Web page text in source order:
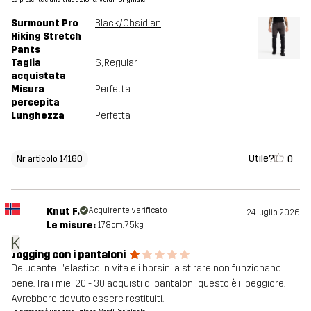
Surmount Pro
Hiking Stretch
Pants
Black/Obsidian
Taglia
acquistata
S, Regular
Misura
percepita
Perfetta
Lunghezza Perfetta
Nr articolo 14160 Utile? 0
K
Knut F. Acquirente verificato 24 luglio 2026
Le misure: 178cm, 75kg
Jogging con i pantaloni
Deludente. L'elastico in vita e i borsini a stirare non funzionano
bene. Tra i miei 20 - 30 acquisti di pantaloni, questo è il peggiore.
Avrebbero dovuto essere restituiti.